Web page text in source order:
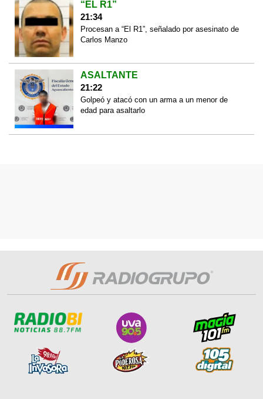
“EL R1”
21:34
Procesan a “El R1”, señalado por asesinato de
Carlos Manzo
ASALTANTE
21:22
Golpeó y atacó con un arma a un menor de
edad para asaltarlo